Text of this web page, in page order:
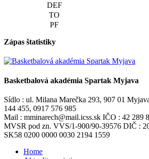
Zápas štatistiky
Basketbalová akadémia Spartak Myjava
Sídlo : ul. Milana Marečka 293, 907 01
144 455, 0917 576 985
Mail : mminarech@mail.icss.sk IČO : 42 289
MVSR pod zn. VVS/1-900/90-39576 DIČ :
SK58 0200 0000 0030 2194 1559
Home